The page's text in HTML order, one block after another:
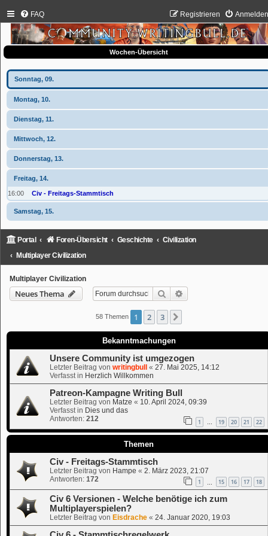
FAQ Registrieren
Wochen-Übersicht
Sonntag, 09.
Montag, 10.
Dienstag, 11.
Mittwoch, 12.
Donnerstag, 13.
Freitag, 14.
16:00 Civ - Freitags-Stammtisch
Samstag, 15.
Portal Foren-Übersicht Geschichte
Civilization
Multiplayer Civilization
Multiplayer Civilization
Neues Thema Suche
58 Themen 1 2 3
Bekanntmachungen
Unsere Community ist umgezogen
Letzter Beitrag von writingbull « 27. Mai 2025, 14:12
Verfasst in Herzlich Willkommen
Patreon-Kampagne Writing Bull
Letzter Beitrag von Matze « 10. April 2024, 09:39
Verfasst in Dies und das
Antworten: 212 1 19 20 21 22
Themen
Civ - Freitags-Stammtisch
Letzter Beitrag von Hampe « 2. März 2023, 21:07
Antworten: 172 1 15 16 17 18
Civ 6 Versionen - Welche benötige ich zum
Multiplayerspielen?
Letzter Beitrag von Eisdrache « 24. Januar 2020, 19:03